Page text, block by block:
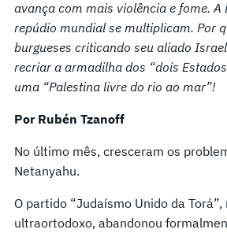
avança com mais violência e fome. A
repúdio mundial se multiplicam. Por
burgueses criticando seu aliado
recriar a armadilha dos “dois
uma “Palestina livre do rio ao mar”!
Por Rubén Tzanoff
No último mês, cresceram os
Netanyahu.
O partido “Judaísmo Unido da
ultraortodoxo, abandonou